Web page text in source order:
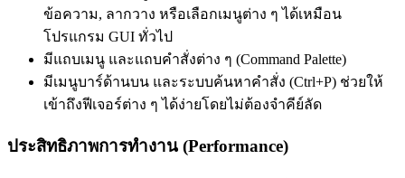
ข้อความ, ลากวาง หรือเลือกเมนูต่าง ๆ ได้เหมือน
โปรแกรม GUI ทั่วไป
มีแถบเมนู และแถบคำสั่งต่าง ๆ (Command Palette)
มีเมนูบาร์ด้านบน และระบบค้นหาคำสั่ง (Ctrl+P) ช่วยให้
เข้าถึงฟีเจอร์ต่าง ๆ ได้ง่ายโดยไม่ต้องจำคีย์ลัด
ประสิทธิภาพการทำงาน (Performance)